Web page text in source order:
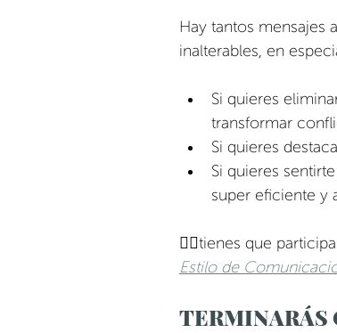
Hay tantos mensajes
inalterables, en
Si quieres
transformar
Si quieres
Si quieres
super eficiente y
👉🏼tienes que
Estilo de
TERMINARÁS